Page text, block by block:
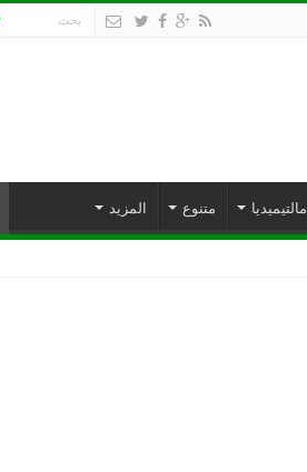
مالتيميديا متنوع المزيد